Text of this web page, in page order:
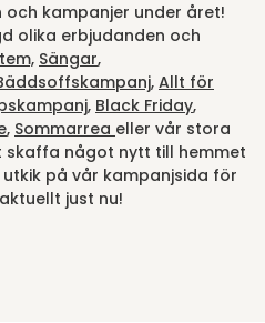
kampanjer under året!
olika erbjudanden och
Sängar,
, Allt för
, Black Friday,
, Sommarrea eller vår stora
skaffa något nytt till hemmet
på vår kampanjsida för
just nu!